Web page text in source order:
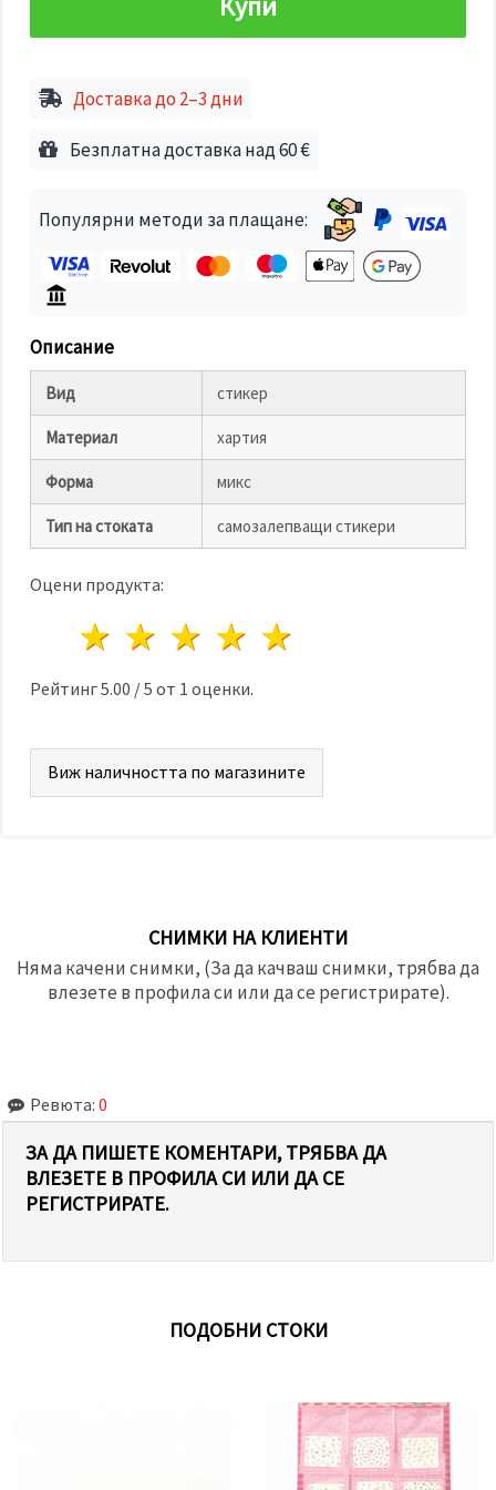
вид
бутона
"Запази"
Приеми
Настройки
на
бисквитките
Доставка до 2–3 дни
Безплатна доставка над 60 €
Популярни методи за плащане:
Описание
Вид стикер
Материал хартия
Форма микс
Тип на стоката самозалепващи стикери
Оцени продукта:
4 звезди
3 звезди
2 звезди
1 звезда
Рейтинг5.00 /5 от 1 оценки.
Виж наличността по магазините
СНИМКИ НА КЛИЕНТИ
Няма качени снимки, (За да качваш снимки, трябва да
влезете в профила си или да се регистрирате).
Ревюта: 0
ЗА ДА ПИШЕТЕ КОМЕНТАРИ, ТРЯБВА ДА
ВЛЕЗЕТЕ В ПРОФИЛА СИ ИЛИ ДА СЕ
РЕГИСТРИРАТЕ.
ПОДОБНИ СТОКИ